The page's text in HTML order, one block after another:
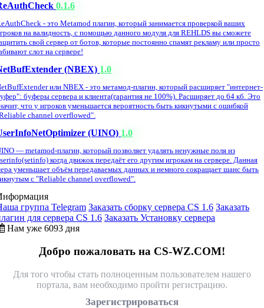
0.1.6
- это Metamod плагин, который занимается проверкой ваших
на валидность, с помощью данного модуля для REHLDS вы сможете
свой сервер от ботов, которые постоянно спамят рекламу или просто
слот на сервере!
(NBEX) 1.0
или NBEX - это метамод-плагин, который расширяет "интернет-
буферы сервера и клиента(гарантия не 100%). Расширяет до 64 кб. Это
что у игроков уменьшается вероятность быть кикнутыми с ошибкой
channel overflowed".
(UINO) 1.0
— metamod-плагин, который позволяет удалять ненужные поля из
когда движок передаёт его другим игрокам на сервере. Данная
уменьшает объём передаваемых данных и немного сокращает шанс быть
с "Reliable channel overflowed".
группа Telegram Заказать сборку сервера CS 1.6 Заказать
для сервера CS 1.6 Заказать Установку сервера
Нам уже 6093 дня
Добро пожаловать на CS-WZ.COM!
Для того чтобы стать полноценным пользователем нашего
портала, вам необходимо пройти регистрацию.
Зарегистрироваться